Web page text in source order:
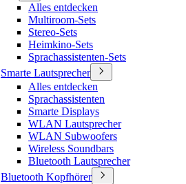
Alles entdecken
Multiroom-Sets
Stereo-Sets
Heimkino-Sets
Sprachassistenten-Sets
Smarte Lautsprecher
Alles entdecken
Sprachassistenten
Smarte Displays
WLAN Lautsprecher
WLAN Subwoofers
Wireless Soundbars
Bluetooth Lautsprecher
Bluetooth Kopfhörer